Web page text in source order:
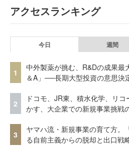
アクセスランキング
今日 週間
1
中外製薬が挑む、R&Dの成果最
＆A」──長期大型投資の意思決
2
ドコモ、JR東、積水化学、リ
かす、大企業での新規事業挑戦
3
ヤマハ流・新規事業の育て方。
る自前主義からの脱却と出口戦